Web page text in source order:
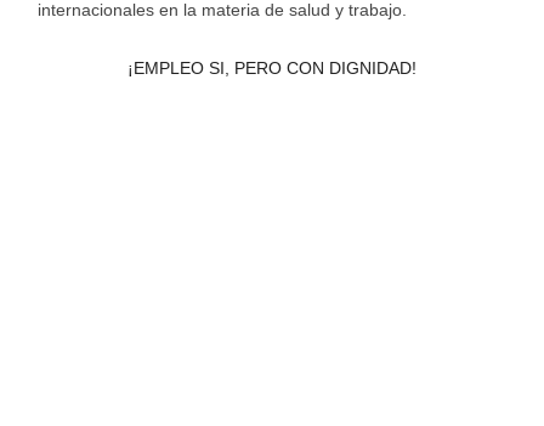
internacionales en la materia de salud y trabajo.
¡EMPLEO SI, PERO CON DIGNIDAD!